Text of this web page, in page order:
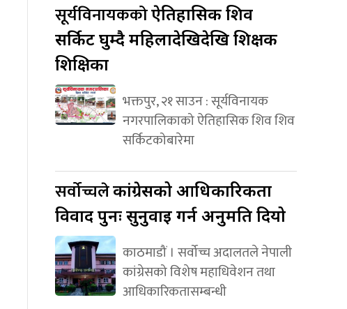
सूर्यविनायककोऐतिहासिक शिव
सर्किट घुम्दै महिलादेखिदेखि शिक्षक
शिक्षिका
भक्तपुर, २१ साउन : सूर्यविनायक
नगरपालिकाको ऐतिहासिक शिव शिव
सर्किटकोबारेमा
सर्वोच्चलेकांग्रेसको आधिकारिकता
विवाद पुनः सुनुवाइ गर्न अनुमति दियो
काठमाडौं । सर्वोच्च अदालतले नेपाली
कांग्रेसको विशेष महाधिवेशन तथा
आधिकारिकतासम्बन्धी